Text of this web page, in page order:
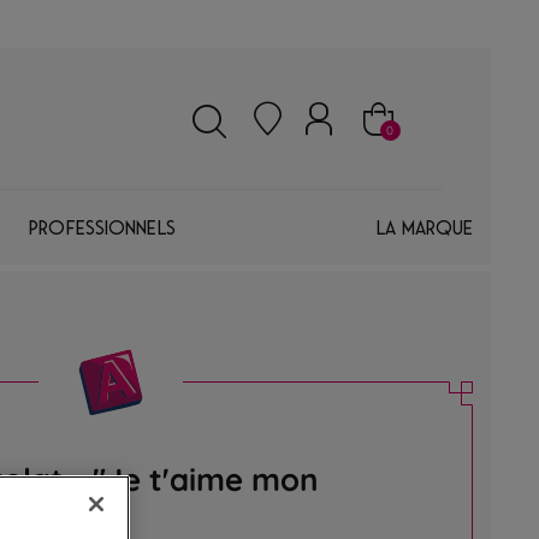
0
Professionnels La marque
- "Je t'aime mon